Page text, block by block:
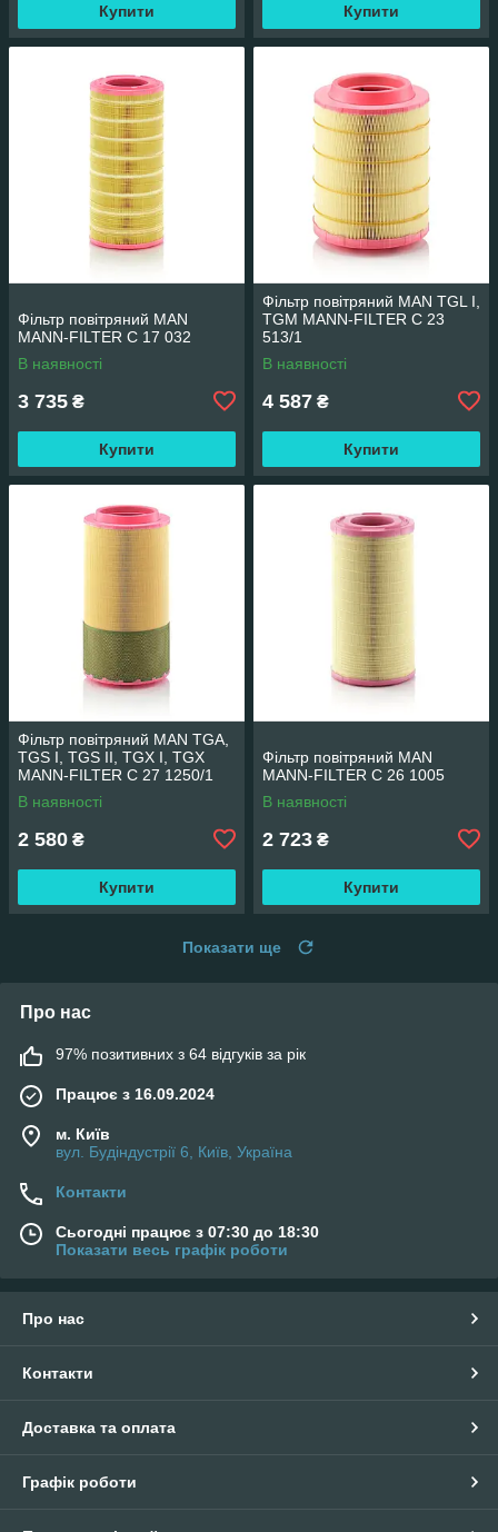
Купити Купити
Фільтр повітряний MAN
MANN-FILTER C 17 032
В наявності
3 735 ₴
Купити
Фільтр повітряний MAN TGL I,
TGM MANN-FILTER C 23
513/1
В наявності
4 587 ₴
Купити
Фільтр повітряний MAN TGA,
TGS I, TGS II, TGX I, TGX
MANN-FILTER C 27 1250/1
В наявності
2 580 ₴
Купити
Фільтр повітряний MAN
MANN-FILTER C 26 1005
В наявності
2 723 ₴
Купити
Показати ще
Про нас
97% позитивних з 64 відгуків за рік
Працює з 16.09.2024
м. Київ
вул. Будіндустрії 6, Київ, Україна
Контакти
Сьогодні працює з 07:30 до 18:30
Показати весь графік роботи
Про нас
Контакти
Доставка та оплата
Графік роботи